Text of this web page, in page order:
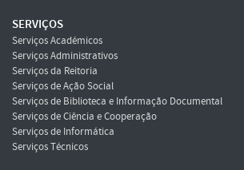
SERVIÇOS
Serviços Académicos
Serviços Administrativos
Serviços da Reitoria
Serviços de Ação Social
Serviços de Biblioteca e Informação Documental
Serviços de Ciência e Cooperação
Serviços de Informática
Serviços Técnicos